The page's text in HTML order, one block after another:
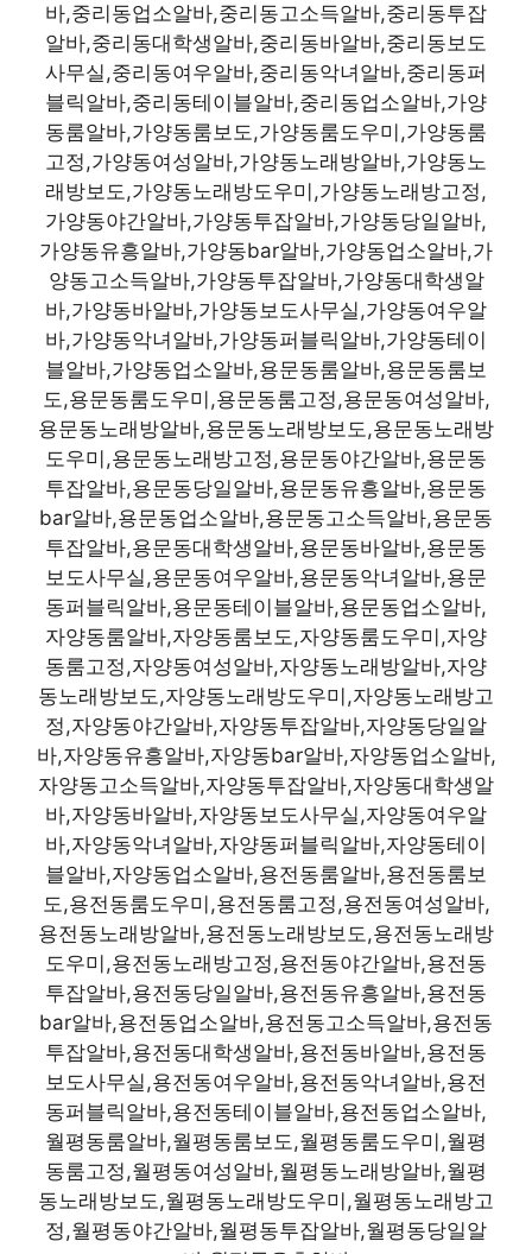
바,중리동업소알바,중리동고소득알바,중리동투잡
알바,중리동대학생알바,중리동바알바,중리동보도
사무실,중리동여우알바,중리동악녀알바,중리동퍼
블릭알바,중리동테이블알바,중리동업소알바,가양
동룸알바,가양동룸보도,가양동룸도우미,가양동룸
고정,가양동여성알바,가양동노래방알바,가양동노
래방보도,가양동노래방도우미,가양동노래방고정,
가양동야간알바,가양동투잡알바,가양동당일알바,
가양동유흥알바,가양동bar알바,가양동업소알바,가
양동고소득알바,가양동투잡알바,가양동대학생알
바,가양동바알바,가양동보도사무실,가양동여우알
바,가양동악녀알바,가양동퍼블릭알바,가양동테이
블알바,가양동업소알바,용문동룸알바,용문동룸보
도,용문동룸도우미,용문동룸고정,용문동여성알바,
용문동노래방알바,용문동노래방보도,용문동노래방
도우미,용문동노래방고정,용문동야간알바,용문동
투잡알바,용문동당일알바,용문동유흥알바,용문동
bar알바,용문동업소알바,용문동고소득알바,용문동
투잡알바,용문동대학생알바,용문동바알바,용문동
보도사무실,용문동여우알바,용문동악녀알바,용문
동퍼블릭알바,용문동테이블알바,용문동업소알바,
자양동룸알바,자양동룸보도,자양동룸도우미,자양
동룸고정,자양동여성알바,자양동노래방알바,자양
동노래방보도,자양동노래방도우미,자양동노래방고
정,자양동야간알바,자양동투잡알바,자양동당일알
바,자양동유흥알바,자양동bar알바,자양동업소알바,
자양동고소득알바,자양동투잡알바,자양동대학생알
바,자양동바알바,자양동보도사무실,자양동여우알
바,자양동악녀알바,자양동퍼블릭알바,자양동테이
블알바,자양동업소알바,용전동룸알바,용전동룸보
도,용전동룸도우미,용전동룸고정,용전동여성알바,
용전동노래방알바,용전동노래방보도,용전동노래방
도우미,용전동노래방고정,용전동야간알바,용전동
투잡알바,용전동당일알바,용전동유흥알바,용전동
bar알바,용전동업소알바,용전동고소득알바,용전동
투잡알바,용전동대학생알바,용전동바알바,용전동
보도사무실,용전동여우알바,용전동악녀알바,용전
동퍼블릭알바,용전동테이블알바,용전동업소알바,
월평동룸알바,월평동룸보도,월평동룸도우미,월평
동룸고정,월평동여성알바,월평동노래방알바,월평
동노래방보도,월평동노래방도우미,월평동노래방고
정,월평동야간알바,월평동투잡알바,월평동당일알